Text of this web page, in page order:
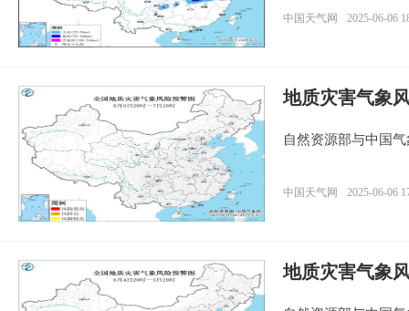
中国天气网 2025-06-06
地质灾害气象
自然资源部与中国
中国天气网 2025-06-06
地质灾害气象